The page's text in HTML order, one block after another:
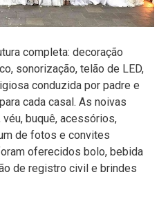
completa: decoração
sonorização, telão de LED,
conduzida por padre e
cada casal. As noivas
buquê, acessórios,
de fotos e convites
oferecidos bolo, bebida
de registro civil e brindes